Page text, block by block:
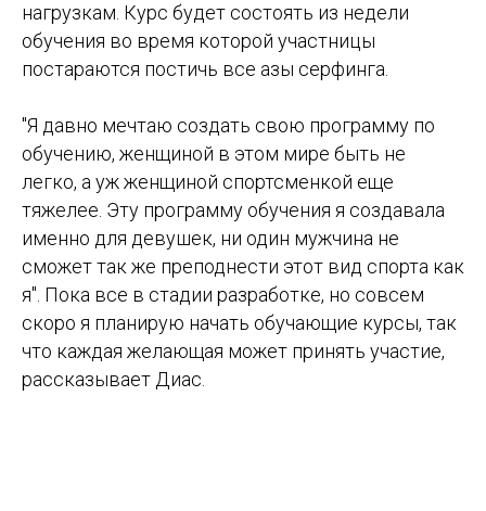
нагрузкам. Курс будет состоять из недели
обучения во время которой участницы
постараются постичь все азы серфинга.
"Я давно мечтаю создать свою программу по
обучению, женщиной в этом мире быть не
легко, а уж женщиной спортсменкой еще
тяжелее. Эту программу обучения я создавала
именно для девушек, ни один мужчина не
сможет так же преподнести этот вид спорта как
я". Пока все в стадии разработке, но совсем
скоро я планирую начать обучающие курсы, так
что каждая желающая может принять участие,
рассказывает Диас.